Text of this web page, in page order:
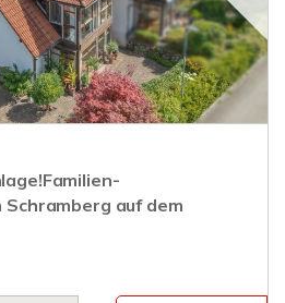
auf dem